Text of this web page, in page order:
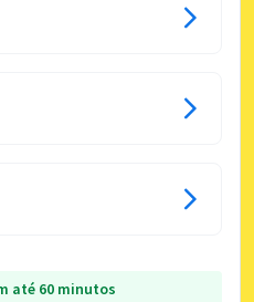
até 60 minutos